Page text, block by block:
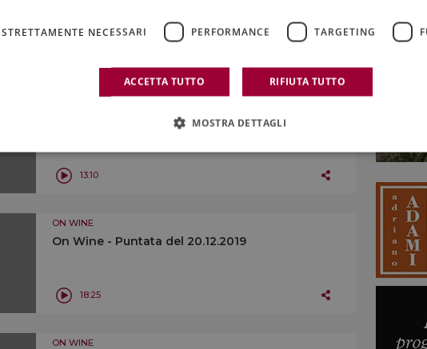
On Wine - Puntata del 27.12.2019
13:10
ON WINE
On Wine - Puntata del 20.12.2019
18:25
ON WINE
STRETTAMENTE NECESSARI PERFORMANCE TARGETING
ACCETTA TUTTO RIFIUTA TUTTO
MOSTRA DETTAGLI